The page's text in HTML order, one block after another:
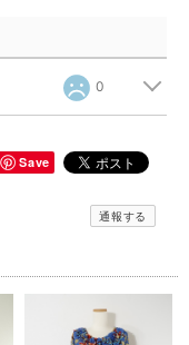
0
Save
通報する